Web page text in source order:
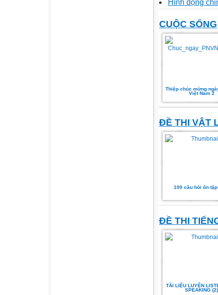
Hình động
CUỘC SỐNG
Thiệp chúc mừng
Việt Nam 2
ĐỀ THI VẬT
100 câu hỏi ôn
ĐỀ THI
TÀI LIỆU LUYỆN
SPEAKING (2)